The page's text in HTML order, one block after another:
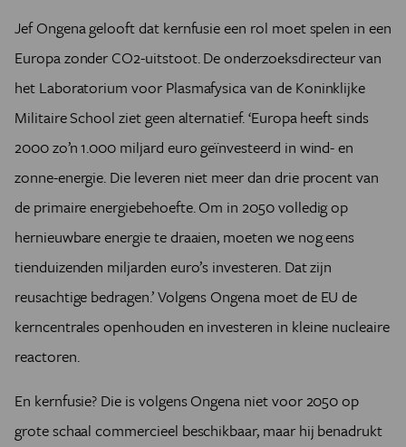
Jef Ongena gelooft dat kernfusie een rol moet spelen in een
Europa zonder CO2-uitstoot. De onderzoeksdirecteur van
het Laboratorium voor Plasmafysica van de Koninklijke
Militaire School ziet geen alternatief. ‘Europa heeft sinds
2000 zo’n 1.000 miljard euro geïnvesteerd in wind- en
zonne-energie. Die leveren niet meer dan drie procent van
de primaire energiebehoefte. Om in 2050 volledig op
hernieuwbare energie te draaien, moeten we nog eens
tienduizenden miljarden euro’s investeren. Dat zijn
reusachtige bedragen.’ Volgens Ongena moet de EU de
kerncentrales openhouden en investeren in kleine nucleaire
reactoren.
En kernfusie? Die is volgens Ongena niet voor 2050 op
grote schaal commercieel beschikbaar, maar hij benadrukt